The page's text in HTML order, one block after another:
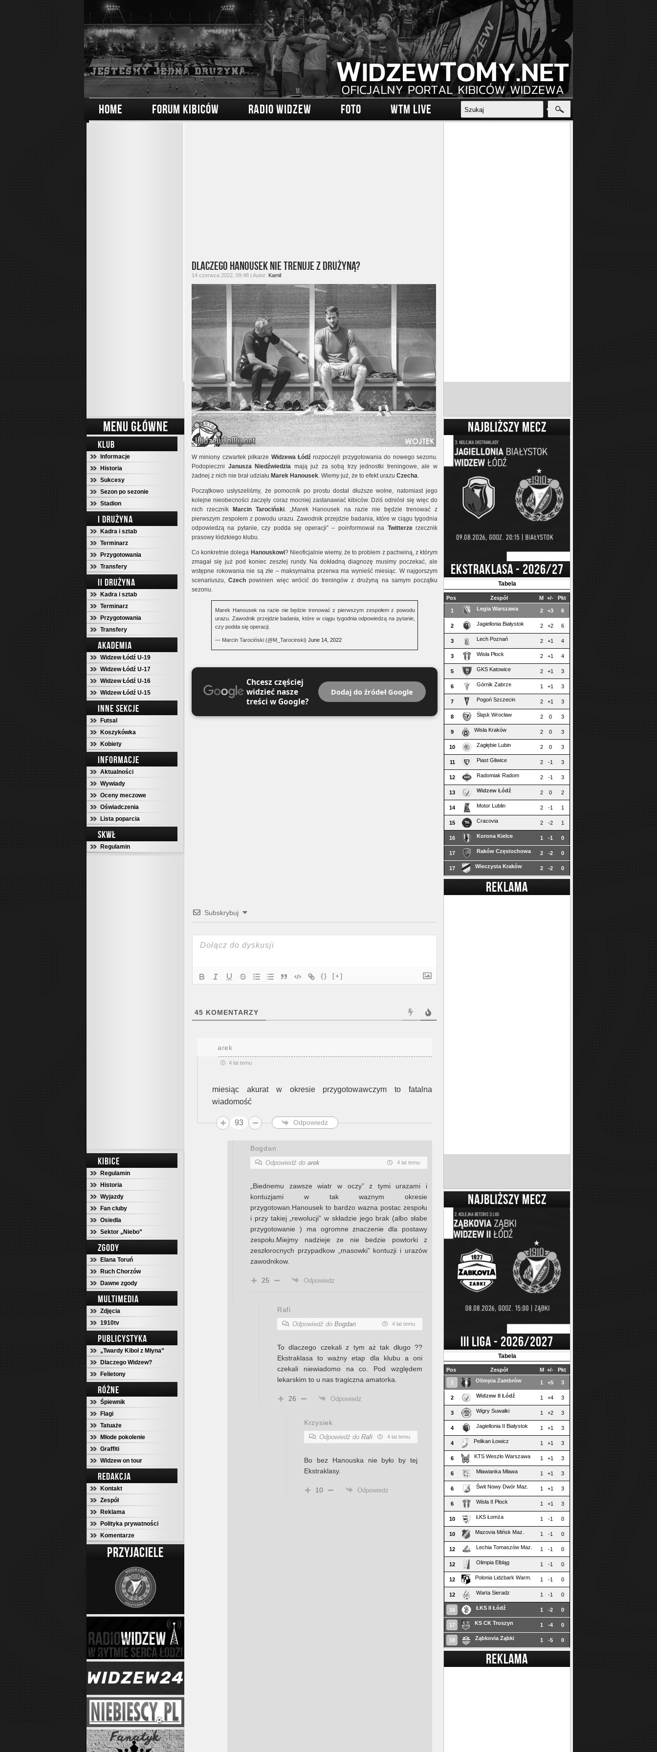
HOME FORUM KIBICÓW RADIO WIDZEW FOTO WTM LIVE
MENU GŁÓWNE
KLUB
Informacje
Historia
Sukcesy
Sezon po sezonie
Stadion
I DRUŻYNA
Kadra i sztab
Terminarz
Przygotowania
Transfery
II DRUŻYNA
Kadra i sztab
Terminarz
Przygotowania
Transfery
AKADEMIA
Widzew Łódź U-19
Widzew Łódź U-17
Widzew Łódź U-16
Widzew Łódź U-15
INNE SEKCJE
Futsal
Koszykówka
Kobiety
INFORMACJE
Aktualności
Wywiady
Oceny meczowe
Oświadczenia
Lista poparcia
SKWŁ
Regulamin
KIBICE
Regulamin
Historia
Wyjazdy
Fan cluby
Osiedla
Sektor „Niebo”
ZGODY
Elana Toruń
Ruch Chorzów
Dawne zgody
MULTIMEDIA
Zdjęcia
1910tv
PUBLICYSTYKA
„Twardy Kibol z Młyna”
Dlaczego Widzew?
Felietony
RÓŻNE
Śpiewnik
Flagi
Tatuaże
Młode pokolenie
Graffiti
Widzew on tour
REDAKCJA
Kontakt
Zespół
Reklama
Polityka prywatności
Komentarze
PRZYJACIELE
Dlaczego Hanousek nie trenuje z drużyną?
14 czerwca 2022, 09:48 | Autor: Kamil
W miniony czwartek piłkarze Widzewa Łódź rozpoczęli przygotowania do nowego sezonu.
Podopieczni Janusza Niedźwiedzia mają już za sobą trzy jednostki treningowe, ale w
żadnej z nich nie brał udziału Marek Hanousek. Wiemy już, że to efekt urazu Czecha.
Początkowo usłyszeliśmy, że pomocnik po prostu dostał dłuższe wolne, natomiast jego
kolejne nieobecności zaczęły coraz mocniej zastanawiać kibiców. Dziś odniósł się więc do
nich rzecznik
Marcin Tarociński. „Marek Hanousek na razie nie będzie trenować z
pierwszym zespołem z powodu urazu. Zawodnik przejdzie badania, które w ciągu tygodnia
odpowiedzą na pytanie, czy podda się operacji” – poinformował na Twitterzerzecznik
prasowy łódzkiego klubu.
Co konkretnie dolega Hanouskowi? Nieoficjalnie wiemy, że to problem z pachwiną, z którym
zmagał się już pod koniec zeszłej rundy. Na dokładną diagnozę musimy poczekać, ale
wstępne rokowania nie są złe – maksymalna przerwa ma wynieść miesiąc. W najgorszym
scenariuszu,Czechpowinien więc wrócić do treningów z drużyną na samym początku
sezonu.
Marek Hanousek na razie nie będzie trenować z pierwszym zespołem z powodu
urazu. Zawodnik przejdzie badania, które w ciągu tygodnia odpowiedzą na pytanie,
czy podda się operacji.
— Marcin Tarociński (@M_Tarocinski) June 14, 2022
Chcesz częściej
widzieć nasze
treści w Google?
Dodaj do źródeł Google
Subskrybuj
{} [+]
45 KOMENTARZY
arek
4 lat temu
miesiąc akurat w okresie przygotowawczym to fatalna
wiadomość
93 Odpowiedz
Bogdan
Odpowiedź do arek 4 lat temu
„Biednemu zawsze wiatr w oczy” z tymi urazami i
kontuzjami w tak waznym okresie
przygotowan.Hanousek to bardzo wazna postac zespołu
i przy takiej „rewolucji” w składzie jego brak (albo słabe
przygotowanie ) ma ogromne znaczenie dla postawy
zespołu.Miejmy nadzieje ze nie bedzie powtorki z
zeszłorocnych przypadkow „masowki” kontuzji i urazów
zawodnikow.
25 Odpowiedz
Rafi
Odpowiedź do Bogdan 4 lat temu
To dlaczego czekali z tym aż tak długo ??
Ekstraklasa to ważny etap dla klubu a oni
czekali niewiadomo na co. Pod względem
lekarskim to u nas tragiczna amatorka.
26 Odpowiedz
Krzysiek
Odpowiedź do Rafi 4 lat temu
Bo bez Hanouska nie było by tej
Ekstraklasy.
10 Odpowiedz
NAJBLIŻSZY MECZ
EKSTRAKLASA - 2026/27
Tabela
Pos Zespół M +/- Pkt
1 Legia Warszawa 2 +3 6
2 Jagiellonia Białystok 2 +2 6
3 Lech Poznań 2 +1 4
3 Wisła Płock 2 +1 4
5 GKS Katowice 2 +1 3
6 Górnik Zabrze 1 +1 3
7 Pogoń Szczecin 2 +1 3
8 Śląsk Wrocław 2 0 3
9 Wisła Kraków 2 0 3
10 Zagłębie Lubin 2 0 3
11 Piast Gliwice 2 -1 3
12 Radomiak Radom 2 -1 3
13 Widzew Łódź 2 0 2
14 Motor Lublin 2 -1 1
15 Cracovia 2 -2 1
16 Korona Kielce 1 -1 0
17 Raków Częstochowa 2 -2 0
17 Wieczysta Kraków 2 -2 0
REKLAMA
NAJBLIŻSZY MECZ
III LIGA - 2026/2027
Tabela
Pos Zespół M +/- Pkt
1 Olimpia Zambrów 1 +5 3
2 Widzew II Łódź 1 +4 3
3 Wigry Suwałki 1 +2 3
4 Jagiellonia II Białystok 1 +1 3
4 Pelikan Łowicz 1 +1 3
6 KTS Weszło Warszawa 1 +1 3
6 Mławianka Mława 1 +1 3
6 Świt Nowy Dwór Maz. 1 +1 3
6 Wisła II Płock 1 +1 3
10 ŁKS Łomża 1 -1 0
10 Mazovia Mińsk Maz. 1 -1 0
12 Lechia Tomaszów Maz. 1 -1 0
12 Olimpia Elbląg 1 -1 0
12 Polonia Lidzbark Warm. 1 -1 0
12 Warta Sieradz 1 -1 0
16 ŁKS II Łódź 1 -2 0
17 KS CK Troszyn 1 -4 0
18 Ząbkovia Ząbki 1 -5 0
REKLAMA